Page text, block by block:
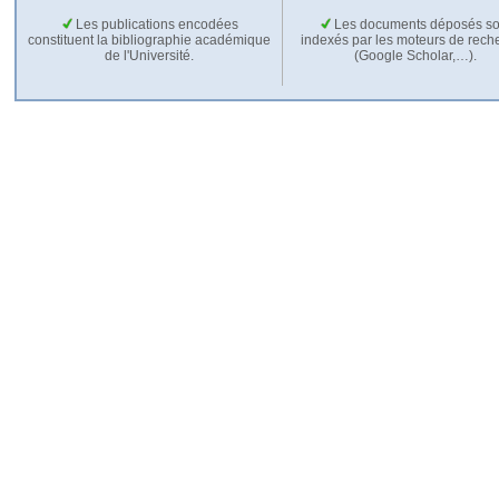
Les publications encodées
constituent la bibliographie académique
de l'Université.
Les documents déposés
indexés par les moteurs de
(Google Scholar,…).